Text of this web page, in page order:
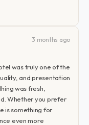
3 months ago
was truly one of the
and presentation
was fresh,
Whether you prefer
is something for
even more